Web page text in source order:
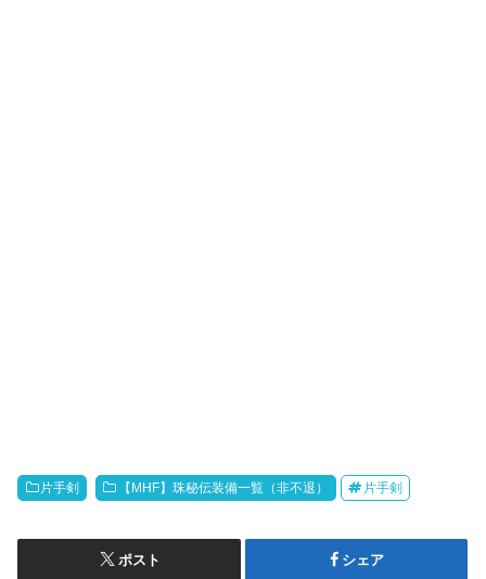
片手剣 【MHF】珠秘伝装備一覧（非不退） 片手剣
ポスト シェア